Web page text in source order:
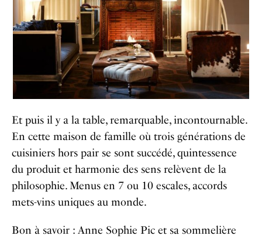
Et puis il y a la table, remarquable, incontournable.
En cette maison de famille où trois générations de
cuisiniers hors pair se sont succédé, quintessence
du produit et harmonie des sens relèvent de la
philosophie. Menus en 7 ou 10 escales, accords
mets-vins uniques au monde.
Bon à savoir : Anne Sophie Pic et sa sommelière